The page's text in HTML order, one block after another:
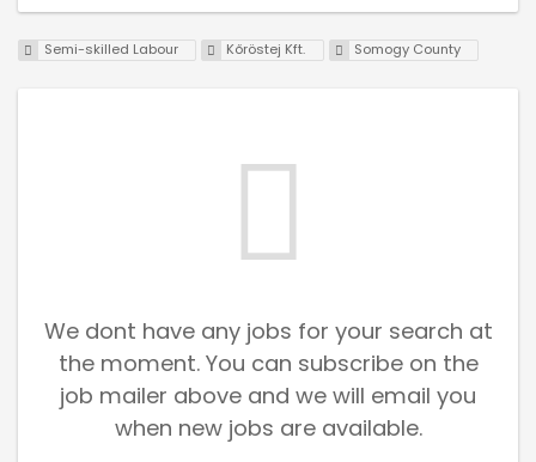
Semi-skilled Labour Kőröstej Kft. Somogy County
We dont have any jobs for your search at
the moment. You can subscribe on the
job mailer above and we will email you
when new jobs are available.